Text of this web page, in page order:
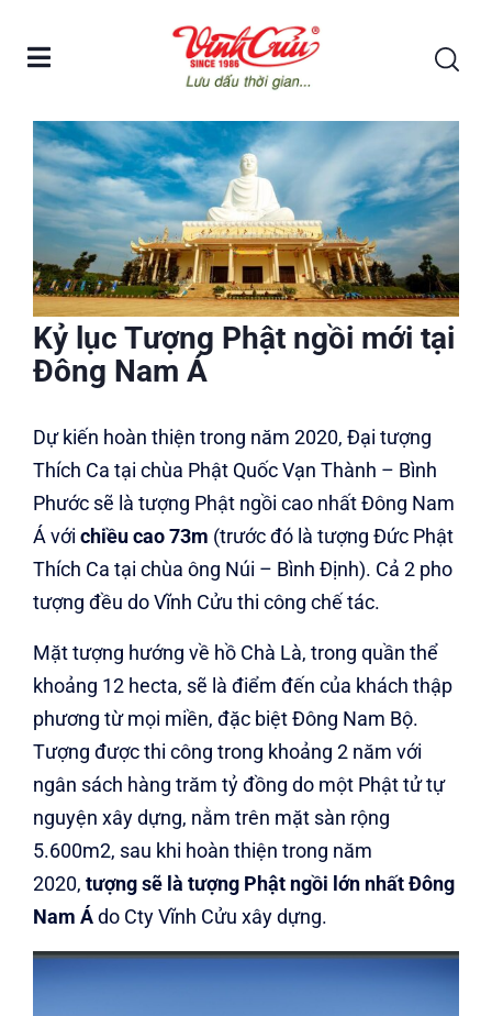
Kỷ lục Tượng Phật ngồi mới tại
Đông Nam Á
Dự kiến hoàn thiện trong năm 2020, Đại tượng
Thích Ca tại chùa Phật Quốc Vạn Thành – Bình
Phước sẽ là tượng Phật ngồi cao nhất Đông Nam
Á với chiều cao 73m (trước đó là tượng Đức Phật
Thích Ca tại chùa ông Núi – Bình Định). Cả 2 pho
tượng đều do Vĩnh Cửu thi công chế tác.
Mặt tượng hướng về hồ Chà Là, trong quần thể
khoảng 12 hecta, sẽ là điểm đến của khách thập
phương từ mọi miền, đặc biệt Đông Nam Bộ.
Tượng được thi công trong khoảng 2 năm với
ngân sách hàng trăm tỷ đồng do một Phật tử tự
nguyện xây dựng, nằm trên mặt sàn rộng
5.600m2, sau khi hoàn thiện trong năm
2020, tượng sẽ là tượng Phật ngồi lớn nhất Đông
Nam Ádo Cty Vĩnh Cửu xây dựng.